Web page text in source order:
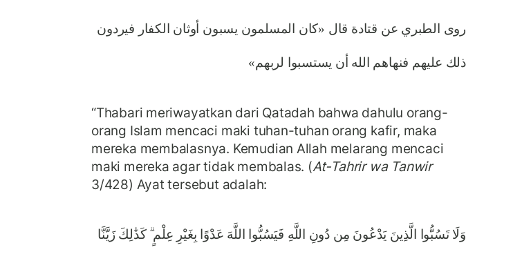
ﺭﻭﻯ اﻟﻄﺒﺮﻱ ﻋﻦ ﻗﺘﺎﺩﺓ ﻗﺎﻝ «ﻛﺎﻥ اﻟﻤﺴﻠﻤﻮﻥ ﻳﺴﺒﻮﻥ ﺃﻭﺛﺎﻥ اﻟﻜﻔﺎﺭ ﻓﻴﺮﺩﻭﻥ
ﺫﻟﻚ ﻋﻠﻴﻬﻢ ﻓﻨﻬﺎﻫﻢ اﻟﻠﻪ ﺃﻥ ﻳﺴﺘﺴﺒﻮا ﻟﺮﺑﻬﻢ»
“Thabari meriwayatkan dari Qatadah bahwa dahulu orang-
orang Islam mencaci maki tuhan-tuhan orang kafir, maka
mereka membalasnya. Kemudian Allah melarang mencaci
maki mereka agar tidak membalas. (At-Tahrir wa Tanwir
3/428) Ayat tersebut adalah:
وَلَا تَسُبُّوا الَّذِينَ يَدْعُونَ مِن دُونِ اللَّهِ فَيَسُبُّوا اللَّهَ عَدْوًا بِغَيْرِ عِلْمٍ ۗ كَذَٰلِكَ زَيَّنَّا